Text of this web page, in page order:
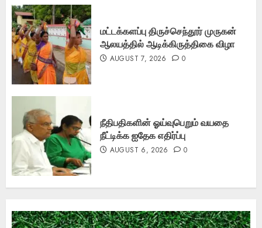
மட்டக்களப்பு திருச்செந்தூர் முருகன்
ஆலயத்தில் ஆடிக்கிருத்திகை விழா
AUGUST 7, 2026 0
நீதிபதிகளின் ஓய்வுபெறும் வயதை
நீட்டிக்க ஐதேக எதிர்ப்பு
AUGUST 6, 2026 0